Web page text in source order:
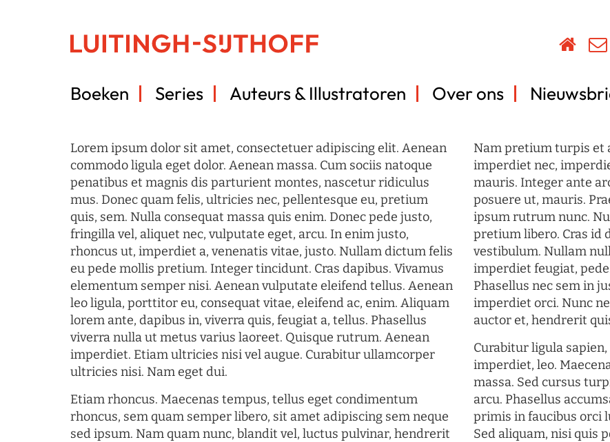
Boeken Series Auteurs & Illustratoren Over ons
Lorem ipsum dolor sit amet, consectetuer adipiscing elit. Aenean
commodo ligula eget dolor. Aenean massa. Cum sociis natoque
penatibus et magnis dis parturient montes, nascetur ridiculus
mus. Donec quam felis, ultricies nec, pellentesque eu, pretium
quis, sem. Nulla consequat massa quis enim. Donec pede justo,
fringilla vel, aliquet nec, vulputate eget, arcu. In enim justo,
rhoncus ut, imperdiet a, venenatis vitae, justo. Nullam dictum felis
eu pede mollis pretium. Integer tincidunt. Cras dapibus. Vivamus
elementum semper nisi. Aenean vulputate eleifend tellus. Aenean
leo ligula, porttitor eu, consequat vitae, eleifend ac, enim. Aliquam
lorem ante, dapibus in, viverra quis, feugiat a, tellus. Phasellus
viverra nulla ut metus varius laoreet. Quisque rutrum. Aenean
imperdiet. Etiam ultricies nisi vel augue. Curabitur ullamcorper
ultricies nisi. Nam eget dui.
Etiam rhoncus. Maecenas tempus, tellus eget condimentum
rhoncus, sem quam semper libero, sit amet adipiscing sem neque
sed ipsum. Nam quam nunc, blandit vel, luctus pulvinar, hendrerit
Nam pretium turpis et
imperdiet nec,
mauris. Integer ante
posuere ut, mauris.
ipsum rutrum nunc.
pretium libero. Cras id
vestibulum. Nullam
imperdiet feugiat,
Phasellus nec sem in
imperdiet orci. Nunc
auctor et, hendrerit
Curabitur ligula
imperdiet, leo.
massa. Sed cursus
arcu. Phasellus
primis in faucibus orci
Sed aliquam, nisi quis